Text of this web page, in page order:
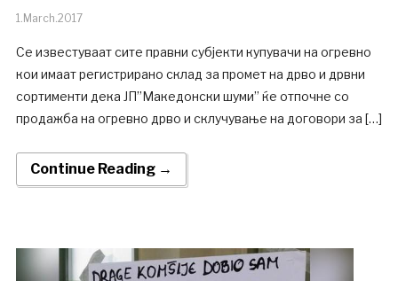
1.March.2017
Се известуваат сите правни субјекти купувачи на огревно
кои имаат регистрирано склад за промет на дрво и дрвни
сортименти дека ЈП”Македонски шуми” ќе отпочне со
продажба на огревно дрво и склучување на договори за […]
Continue Reading →